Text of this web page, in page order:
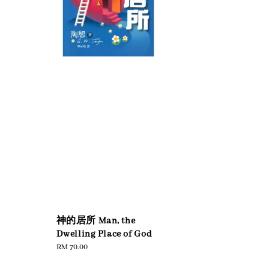
神的居所 Man, the
Dwelling Place of God
Regular
RM 70.00